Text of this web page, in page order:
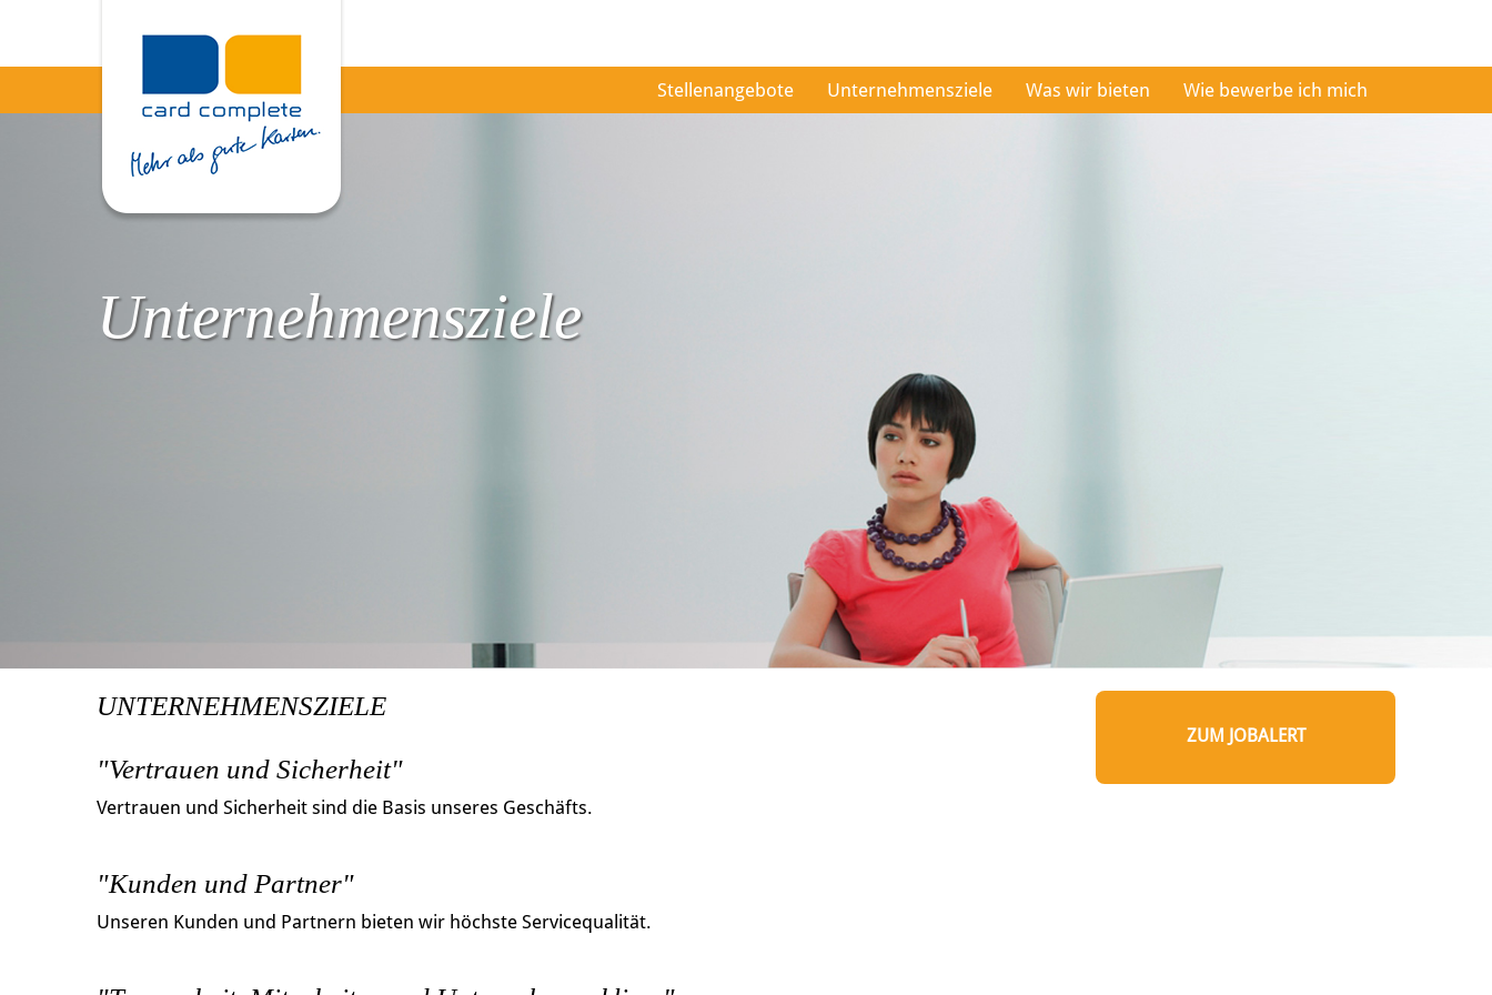
Stellenangebote Unternehmensziele Was wir bieten Wie bewerbe ich mich
Unternehmensziele
ZUM JOBALERT
UNTERNEHMENSZIELE
"Vertrauen und Sicherheit"
Vertrauen und Sicherheit sind die Basis unseres Geschäfts.
"Kunden und Partner"
Unseren Kunden und Partnern bieten wir höchste Servicequalität.